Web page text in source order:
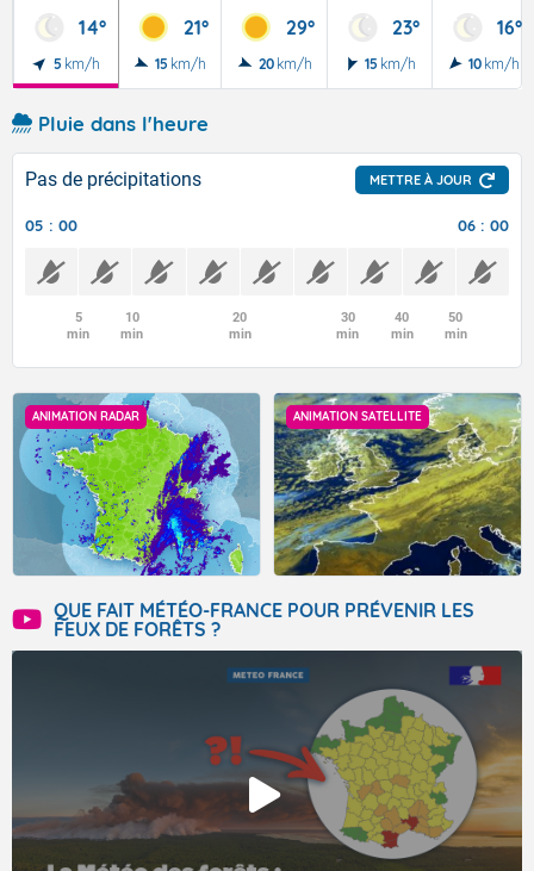
14°
5 km/h
21°
15 km/h
29°
20 km/h
23°
15 km/h
16°
10 km/h
Pluie dans l'heure
Pas de précipitations METTRE À JOUR
05 : 00 06 : 00
5
min
10
min
20
min
30
min
40
min
50
min
ANIMATION RADAR ANIMATION SATELLITE
QUE FAIT MÉTÉO-FRANCE POUR PRÉVENIR LES
FEUX DE FORÊTS ?